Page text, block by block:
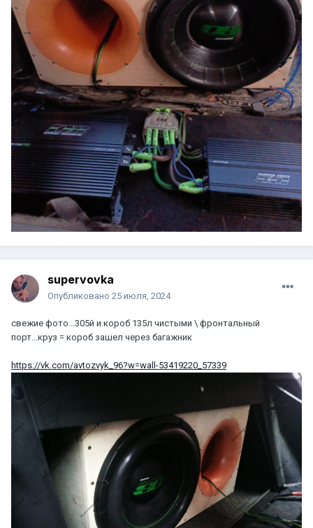
supervovka
Опубликовано 25 июля, 2024
свежие фото...305й и короб 135л чистыми \ фронтальный
порт...круз = короб зашел через багажник
https://vk.com/avtozvyk_96?w=wall-53419220_57339